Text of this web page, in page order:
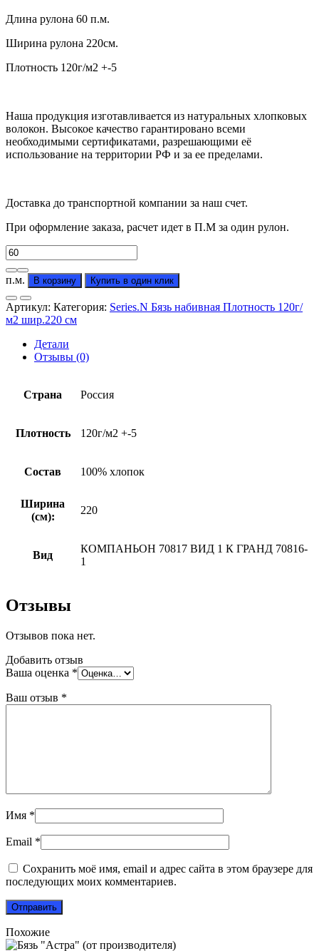
Длина рулона 60 п.м.
Ширина рулона 220см.
Плотность 120г/м2 +-5
Наша продукция изготавливается из натуральных хлопковых
волокон. Высокое качество гарантировано всеми
необходимыми сертификатами, разрешающими её
использование на территории РФ и за ее пределами.
Доставка до транспортной компании за наш счет.
При оформление заказа, расчет идет в П.М за один рулон.
Количество
товара
Бязь
Компаньон
к
"Гранд"
(от
производителя)
п.м. В корзину Купить в один клик
Артикул: Категория: Series.N Бязь набивная Плотность 120г/
м2 шир.220 см
Детали
Отзывы (0)
Страна Россия
Плотность 120г/м2 +-5
Состав 100% хлопок
Ширина
(см):
220
Вид
КОМПАНЬОН 70817 ВИД 1 К ГРАНД 70816-
1
Отзывы
Отзывов пока нет.
Добавить отзыв
Ваша оценка *
Ваш отзыв *
Имя *
Email *
Сохранить моё имя, email и адрес сайта в этом браузере для
последующих моих комментариев.
Похожие